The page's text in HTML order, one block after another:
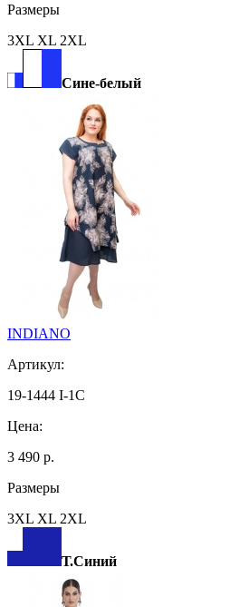
Размеры
3XL XL 2XL
Сине-белый
INDIANO
Артикул:
19-1444 I-1C
Цена:
3 490 р.
Размеры
3XL XL 2XL
Т.Синий